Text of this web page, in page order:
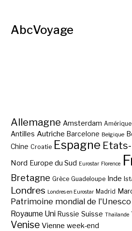
AbcVoyage
Allemagne Amsterdam
Antilles Autriche Barcelone Belgique
Chine Croatie Espagne
Nord Europe du Sud Eurostar Florence
Bretagne Grèce Guadeloupe Inde
Londres Londres en Eurostar Madrid
Patrimoine mondial de l'Unesco
Royaume Uni Russie Suisse Thaïlande
Venise Vienne week-end